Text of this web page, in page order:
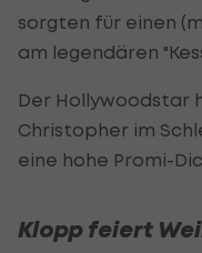
sorgten für einen
am legendären
Der Hollywoodstar
Christopher im
eine hohe Promi-
Klopp feiert